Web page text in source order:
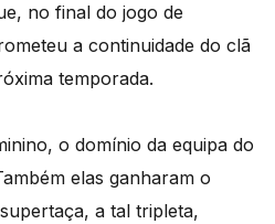
no final do jogo de
a continuidade do clã
temporada.
o domínio da equipa do
elas ganharam o
a tal tripleta,